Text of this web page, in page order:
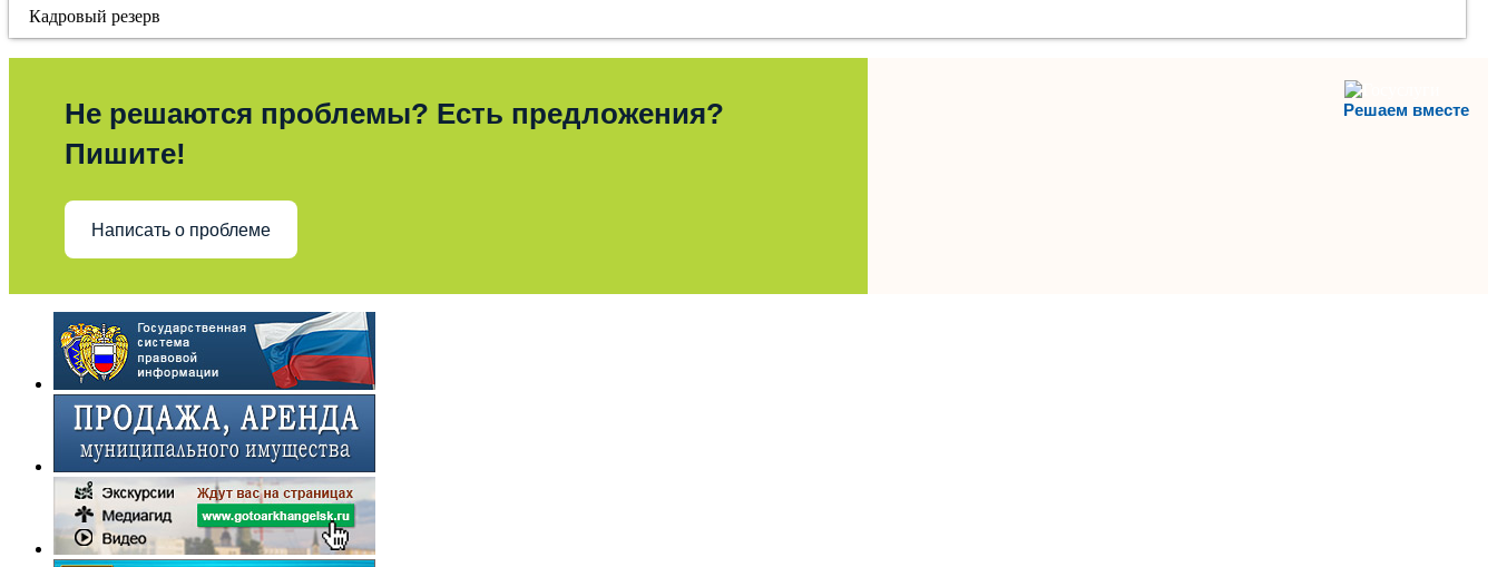
Кадровый резерв
Решаем вместе
Не решаются проблемы? Есть предложения?
Пишите!
Написать о проблеме